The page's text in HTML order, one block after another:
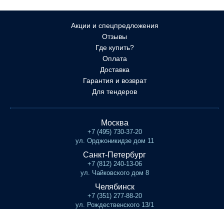
Акции и спецпредложения
Отзывы
Где купить?
Оплата
Доставка
Гарантия и возврат
Для тендеров
Москва
+7 (495) 730-37-20
ул. Орджоникидзе дом 11
Санкт-Петербург
+7 (812) 240-13-06
ул. Чайковского дом 8
Челябинск
+7 (351) 277-88-20
ул. Рождественского 13/1